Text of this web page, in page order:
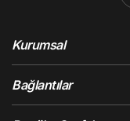
Kurumsal
Bağlantılar